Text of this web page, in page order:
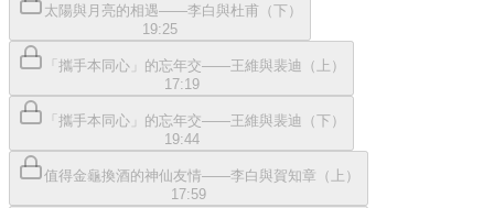
太陽與月亮的相遇——李白與杜甫（下）
19:25
「攜手本同心」的忘年交——王維與裴迪（上）
17:19
「攜手本同心」的忘年交——王維與裴迪（下）
19:44
值得金龜換酒的神仙友情——李白與賀知章（上）
17:59